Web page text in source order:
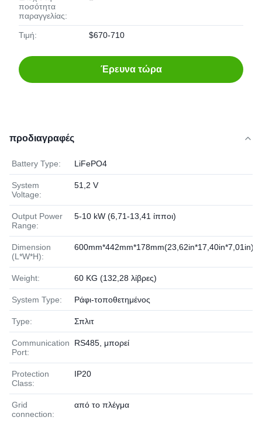
ποσότητα
παραγγελίας:
Τιμή: $670-710
Έρευνα τώρα
προδιαγραφές
Battery Type: LiFePO4
System
Voltage:
51,2 V
Output Power
Range:
5-10 kW (6,71-13,41 ίπποι)
Dimension
(L*W*H):
600mm*442mm*178mm(23,62in*17,40in*7,01in)
Weight: 60 KG (132,28 λίβρες)
System Type: Ράφι-τοποθετημένος
Type: Σπλιτ
Communication
Port:
RS485, μπορεί
Protection
Class:
IP20
Grid
connection:
από το πλέγμα